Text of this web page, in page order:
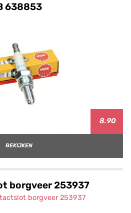
638853
8.90
BEKIJKEN
borgveer 253937